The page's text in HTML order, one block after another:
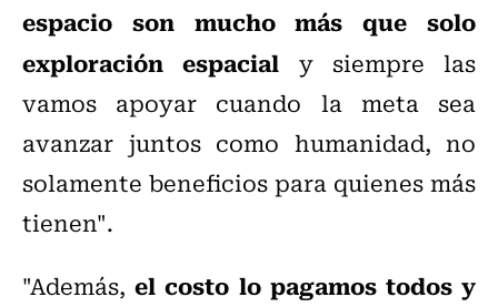
espacio son mucho más que solo
exploración espacial y siempre las
vamos apoyar cuando la meta sea
avanzar juntos como humanidad, no
solamente beneficios para quienes más
tienen".
"Además,el costo lo pagamos todos y